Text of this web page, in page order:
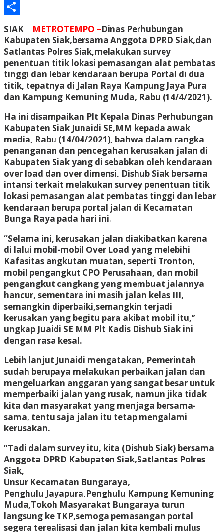
Email
Share
SIAK | METROTEMPO –Dinas Perhubungan
Kabupaten Siak,bersama Anggota DPRD Siak,dan
Satlantas Polres Siak,melakukan survey
penentuan titik lokasi pemasangan alat pembatas
tinggi dan lebar kendaraan berupa Portal di dua
titik, tepatnya di Jalan Raya Kampung Jaya Pura
dan Kampung Kemuning Muda, Rabu (14/4/2021).
Ha ini disampaikan Plt Kepala Dinas Perhubungan
Kabupaten Siak Junaidi SE,MM kepada awak
media, Rabu (14/04/2021), bahwa dalam rangka
penanganan dan pencegahan kerusakan jalan di
Kabupaten Siak yang di sebabkan oleh kendaraan
over load dan over dimensi, Dishub Siak bersama
intansi terkait melakukan survey penentuan titik
lokasi pemasangan alat pembatas tinggi dan lebar
kendaraan berupa portal jalan di Kecamatan
Bunga Raya pada hari ini.
“Selama ini, kerusakan jalan diakibatkan karena
di lalui mobil-mobil Over Load yang melebihi
Kafasitas angkutan muatan, seperti Tronton,
mobil pengangkut CPO Perusahaan, dan mobil
pengangkut cangkang yang membuat jalannya
hancur, sementara ini masih jalan kelas III,
semangkin diperbaiki,semangkin terjadi
kerusakan yang begitu para akibat mobil itu,”
ungkap Juaidi SE MM Plt Kadis Dishub Siak ini
dengan rasa kesal.
Lebih lanjut Junaidi mengatakan, Pemerintah
sudah berupaya melakukan perbaikan jalan dan
mengeluarkan anggaran yang sangat besar untuk
memperbaiki jalan yang rusak, namun jika tidak
kita dan masyarakat yang menjaga bersama-
sama, tentu saja jalan itu tetap mengalami
kerusakan.
“Tadi dalam survey itu, kita (Dishub Siak) bersama
Anggota DPRD Kabupaten Siak,Satlantas Polres
Siak,
Unsur Kecamatan Bungaraya,
Penghulu Jayapura,Penghulu Kampung Kemuning
Muda,Tokoh Masyarakat Bungaraya turun
langsung ke TKP,semoga pemasangan portal
segera terealisasi dan jalan kita kembali mulus